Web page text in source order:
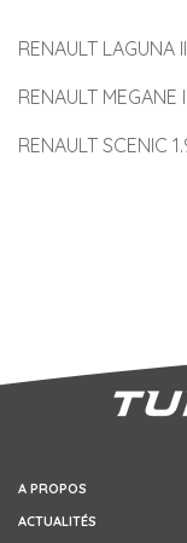
RENAULT LAGUNA
RENAULT MEGANE
RENAULT SCENIC
A PROPOS
ACTUALITÉS